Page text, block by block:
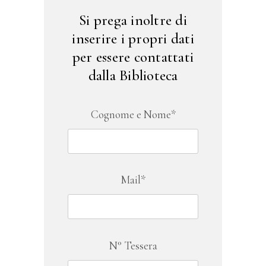
Si prega inoltre di
inserire i propri dati
per essere contattati
dalla Biblioteca
Cognome e Nome*
Mail*
N° Tessera